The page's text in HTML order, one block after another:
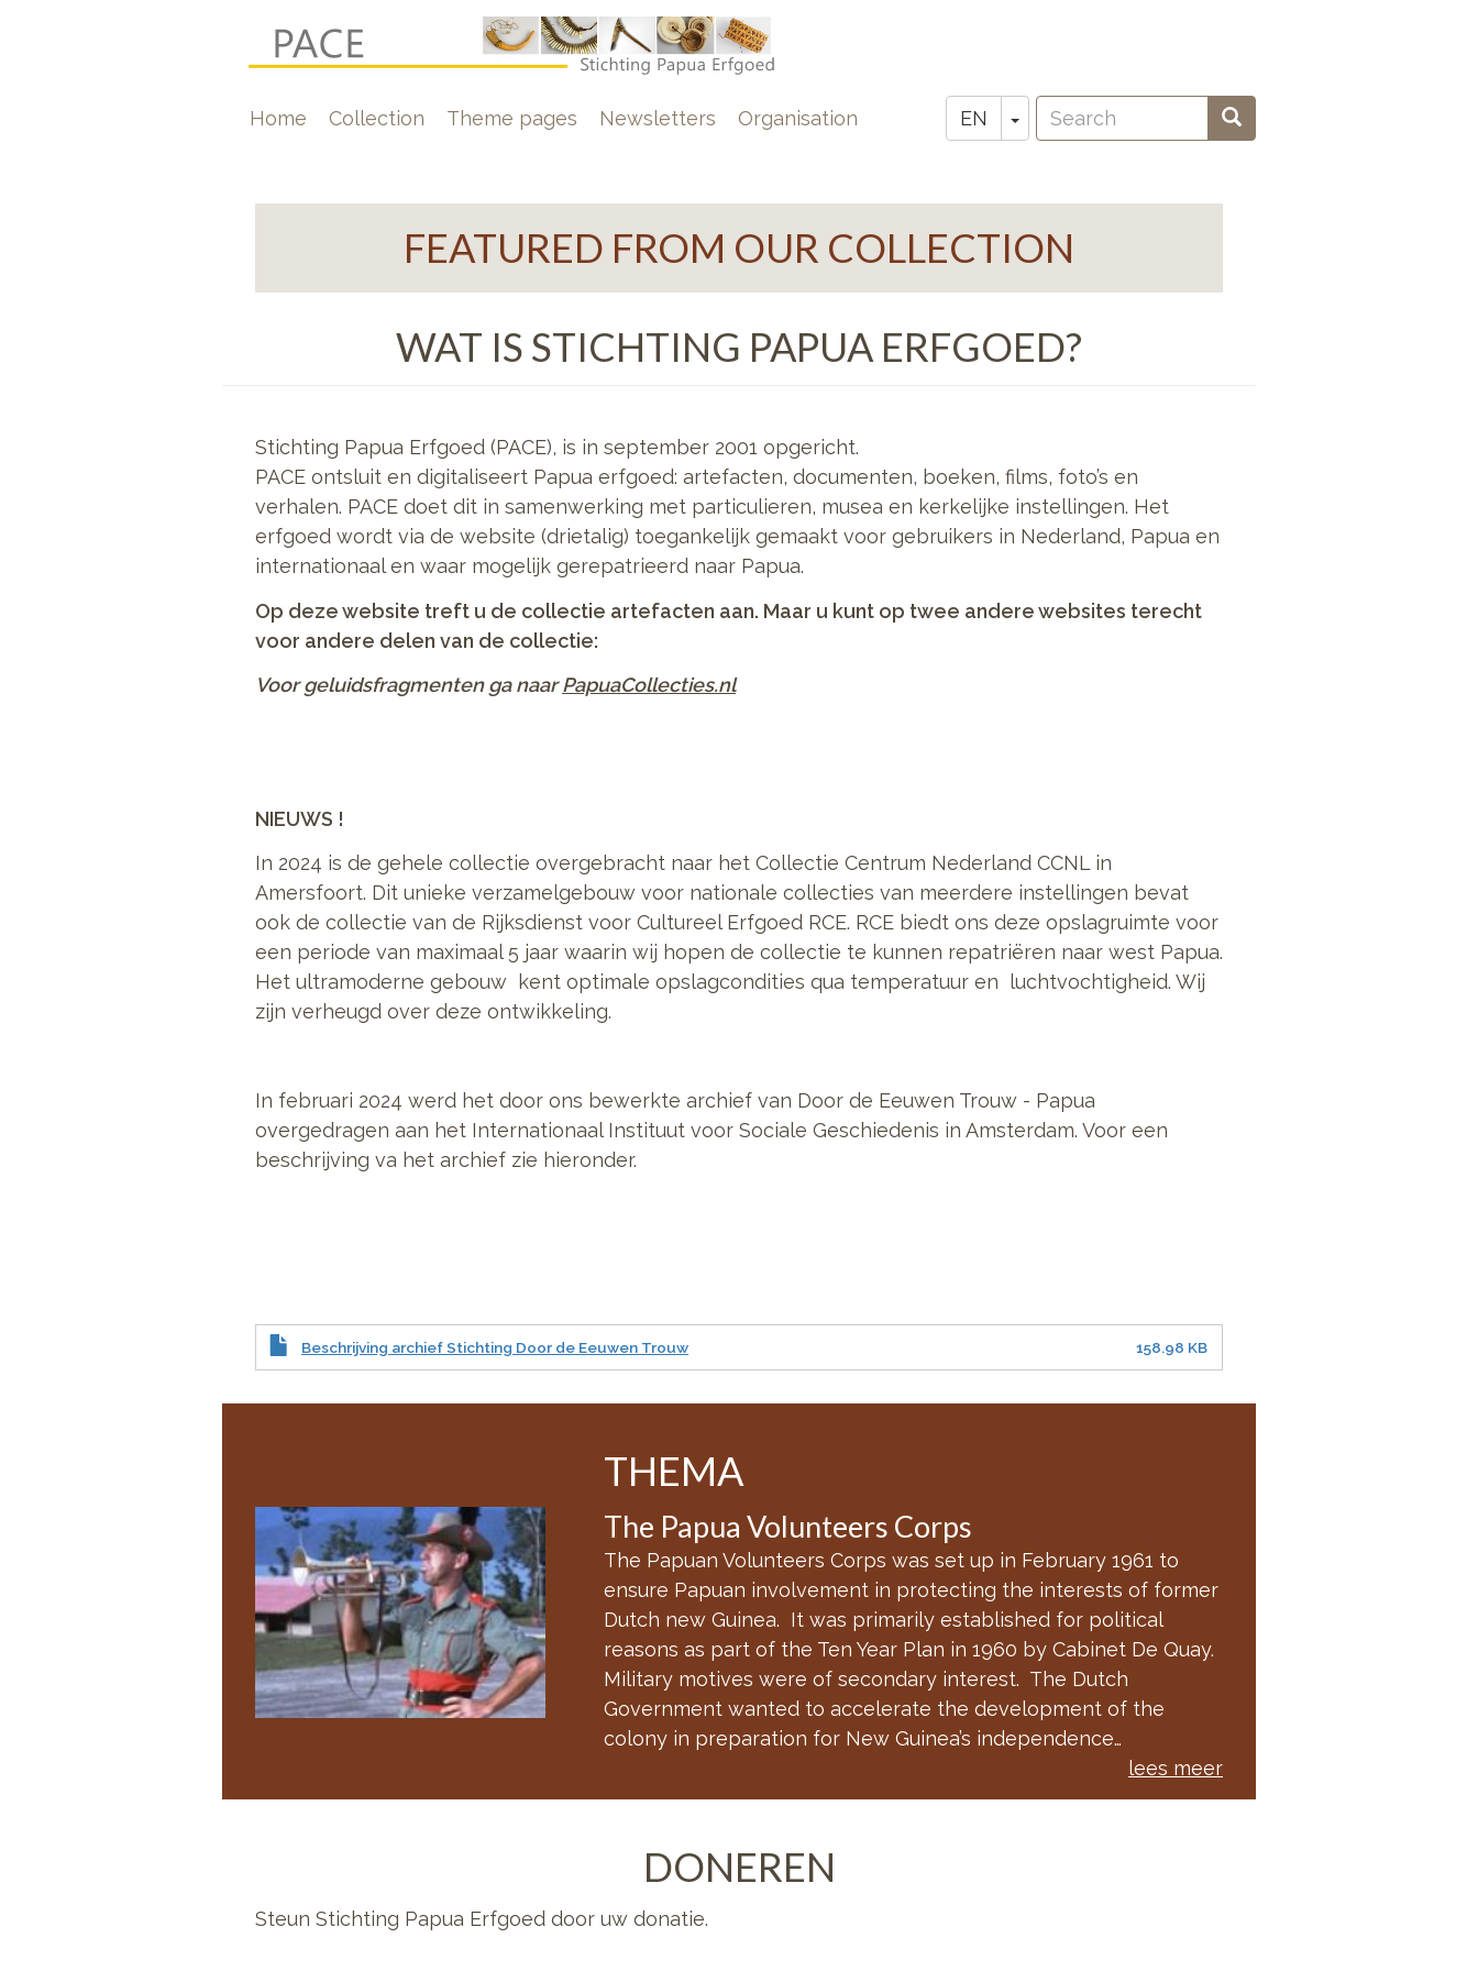
EN Toggle Dropdown
Zoeken
Search Search
Hoofdnavigatie
Home Collection Theme pages Newsletters Organisation
FEATURED FROM OUR COLLECTION
WAT IS STICHTING PAPUA ERFGOED?
Stichting Papua Erfgoed (PACE), is in september 2001 opgericht.
PACE ontsluit en digitaliseert Papua erfgoed: artefacten, documenten, boeken, films, foto’s en
verhalen. PACE doet dit in samenwerking met particulieren, musea en kerkelijke instellingen. Het
erfgoed wordt via de website (drietalig) toegankelijk gemaakt voor gebruikers in Nederland, Papua en
internationaal en waar mogelijk gerepatrieerd naar Papua.
Op deze website treft u de collectie artefacten aan. Maar u kunt op twee andere websites terecht
voor andere delen van de collectie:
Voor geluidsfragmenten ga naarPapuaCollecties.nl
NIEUWS !
In 2024 is de gehele collectie overgebracht naar het Collectie Centrum Nederland CCNL in
Amersfoort. Dit unieke verzamelgebouw voor nationale collecties van meerdere instellingen bevat
ook de collectie van de Rijksdienst voor Cultureel Erfgoed RCE. RCE biedt ons deze opslagruimte voor
een periode van maximaal 5 jaar waarin wij hopen de collectie te kunnen repatriëren naar west Papua.
Het ultramoderne gebouw kent optimale opslagcondities qua temperatuur en luchtvochtigheid. Wij
zijn verheugd over deze ontwikkeling.
In februari 2024 werd het door ons bewerkte archief van Door de Eeuwen Trouw - Papua
overgedragen aan het Internationaal Instituut voor Sociale Geschiedenis in Amsterdam. Voor een
beschrijving va het archief zie hieronder.
Beschrijving archief Stichting Door de Eeuwen Trouw 158.98 KB
THEMA
The Papua Volunteers Corps
The Papuan Volunteers Corps was set up in February 1961 to
ensure Papuan involvement in protecting the interests of former
Dutch new Guinea. It was primarily established for political
reasons as part of the Ten Year Plan in 1960 by Cabinet De Quay.
Military motives were of secondary interest. The Dutch
Government wanted to accelerate the development of the
colony in preparation for New Guinea’s independence…
lees meer
DONEREN
Steun Stichting Papua Erfgoed door uw donatie.